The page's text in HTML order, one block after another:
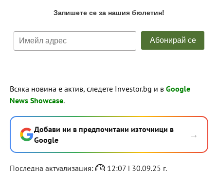
Всяка новина е актив, следете Investor.bg и в Google
News Showcase.
Добави ни в предпочитани източници в
Google
→
Последна актуализация: 12:07 | 30.09.25 г.